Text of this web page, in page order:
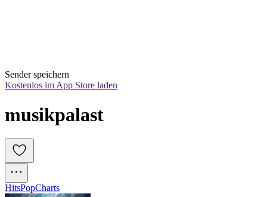
Sender speichern
Kostenlos im App Store laden
musikpalast
HitsPopCharts